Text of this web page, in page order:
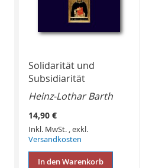
Solidarität und
Subsidiarität
Heinz-Lothar Barth
14,90 €
Inkl. MwSt. ,exkl.
Versandkosten
In den Warenkorb